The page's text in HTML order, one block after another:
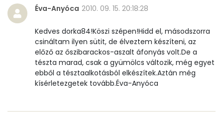
Likopin
Lut-zea
230 micro
Összesen 1201 kcal
Éva-Anyóca 2010. 09. 15. 20:18:28
Kedves dorka84!Köszi szépen!Hidd el, másodszorra
csináltam ilyen sütit, de élveztem készíteni, az
előző az őszibarackos-aszalt áfonyás volt.De a
tészta marad, csak a gyümölcs változik, még egyet
ebből a tésztaalkotásból elkészítek.Aztán még
kísérletezgetek tovább.Éva-Anyóca